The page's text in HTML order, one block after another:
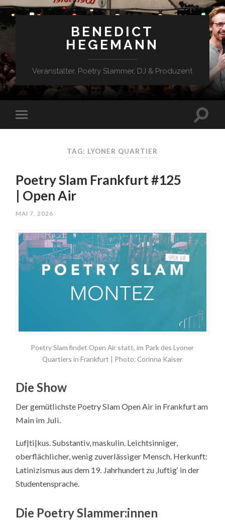
BENEDICT
HEGEMANN
Veranstalter, Poetry Slammer, DJ & Produzent
TAG: LYONER QUARTIER
Poetry Slam Frankfurt #125
| Open Air
MAI 7, 2026
Poetry Slam findet Open Air statt, im Park des Lyoner
Quartiers in Frankfurt | Photo: Corinna Kaiser
Die Show
Der gemütlichste Poetry Slam Open Air in Frankfurt am
Main im Juli.
Luf|ti|kus. Substantiv, maskulin. Leichtsinniger,
oberflächlicher, wenig zuverlässiger Mensch. Herkunft:
Latinizismus aus dem 19. Jahrhundert zu ‚luftig‘ in der
Studentensprache.
Die Poetry Slammer:innen